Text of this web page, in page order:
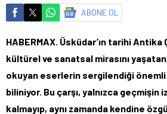
ABONE OL
HABERMAX. Üsküdar’ın tarihi Antika
kültürel ve sanatsal mirasını
okuyan eserlerin sergilendiği
biliniyor. Bu çarşı, yalnızca geçmişin
kalmayıp, aynı zamanda kendine